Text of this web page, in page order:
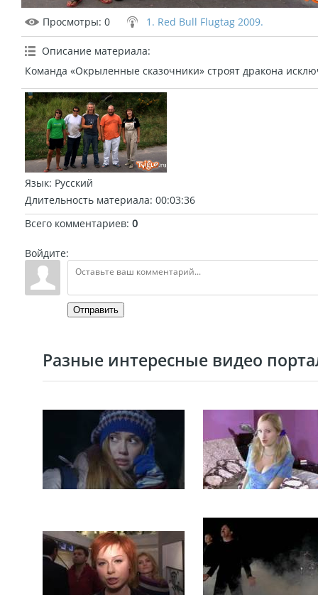
Просмотры: 0 1. Red Bull Flugtag 2009.
Описание материала:
Команда «Окрыленные сказочники» строят дракона
Язык: Русский
Длительность материала: 00:03:36
Всего комментариев: 0
Войдите:
Отправить
Разные интересные видео